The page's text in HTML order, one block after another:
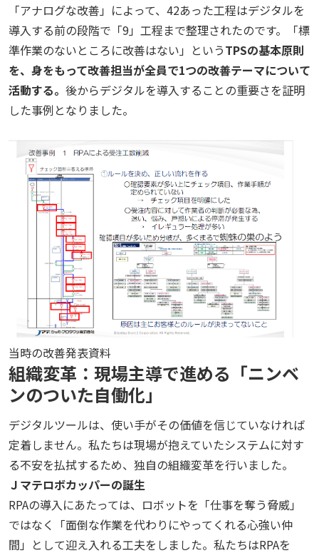
「アナログな改善」によって、 42あった工程はデジタルを
導入する前の段階で「9」工程まで整理されたのです。「標
準作業のないところに改善はない」というTPSの基本原則
を、身をもって改善担当が全員で1つの改善テーマについて
活動する。 後からデジタルを導入することの重要さを証明
した事例となりました。
当時の改善発表資料
組織変革：現場主導で進める「ニンベ
ンのついた自働化」
デジタルツールは、使い手がその価値を信じていなければ
定着しません。私たちは現場が抱えていたシステムに対す
る不安を払拭するため、独自の組織変革を行いました。
Ｊマテロボカッパーの誕生
RPAの導入にあたっては、ロボットを「仕事を奪う脅威」
ではなく「面倒な作業を代わりにやってくれる心強い仲
間」として迎え入れる工夫をしました。私たちはRPAを